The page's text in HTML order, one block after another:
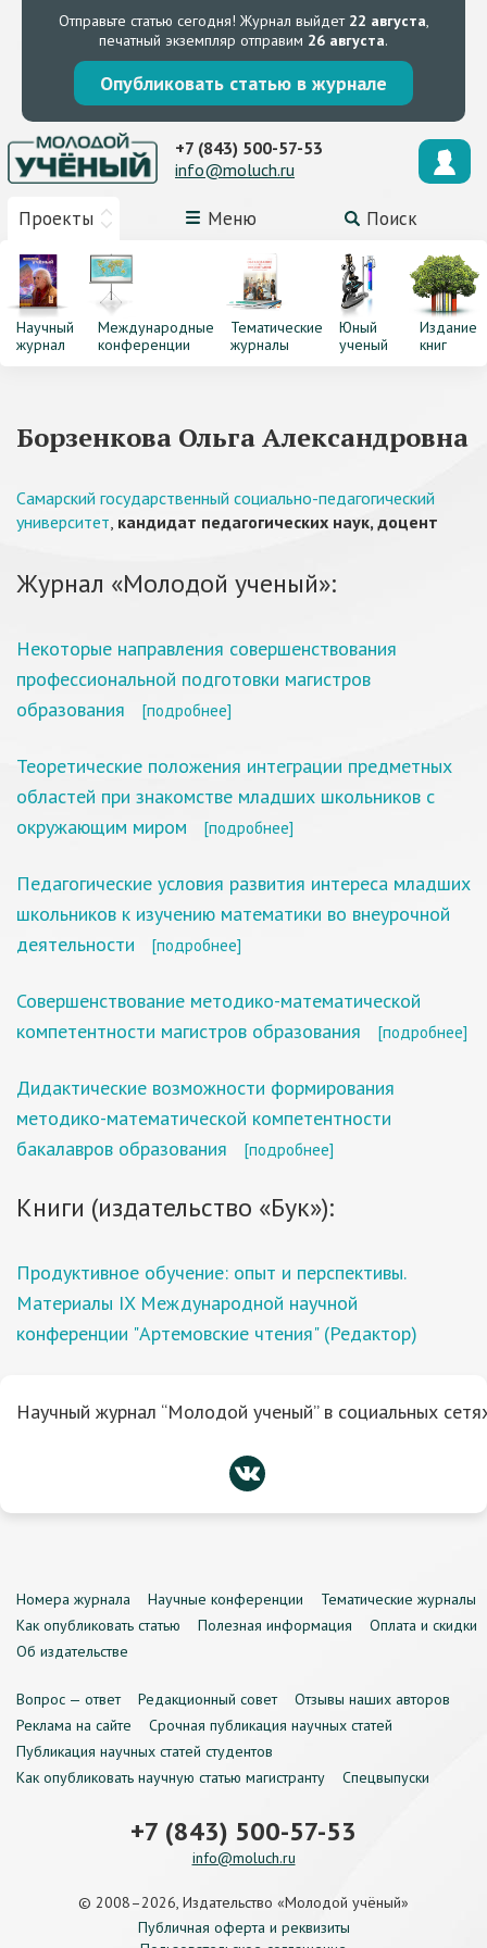
Отправьте статью сегодня! Журнал выйдет 22 августа,
печатный экземпляр отправим 26 августа.
Опубликовать статью в журнале
Проекты Меню Поиск
+7 (843) 500-57-53
info@moluch.ru
Научный
журнал
Международные
конференции
Тематические
журналы
Юный
ученый
Издание
книг
Борзенкова Ольга Александровна
Самарский государственный социально-педагогический
университет, кандидат педагогических наук, доцент
Журнал «Молодой ученый»:
Некоторые направления совершенствования
профессиональной подготовки магистров
образования
[подробнее]
Теоретические положения интеграции предметных
областей при знакомстве младших школьников с
окружающим миром
[подробнее]
Педагогические условия развития интереса младших
школьников к изучению математики во внеурочной
деятельности
[подробнее]
Совершенствование методико-математической
компетентности магистров образования
[подробнее]
Дидактические возможности формирования
методико-математической компетентности
бакалавров образования
[подробнее]
Книги (издательство «Бук»):
Продуктивное обучение: опыт и перспективы.
Материалы IX Международной научной
конференции "Артемовские чтения" (Редактор)
Научный журнал “Молодой ученый” в социальных
Номера журнала Научные конференции
Тематические журналы
Как опубликовать статью
Полезная информация
Оплата и скидки
Об издательстве
Вопрос — ответ Редакционный совет
Отзывы наших авторов
Реклама на сайте
Срочная публикация научных статей
Публикация научных статей студентов
Как опубликовать научную статью магистранту
Спецвыпуски
+7 (843) 500-57-53
info@moluch.ru
© 2008–2026, Издательство «Молодой учёный»
Публичная оферта и реквизиты